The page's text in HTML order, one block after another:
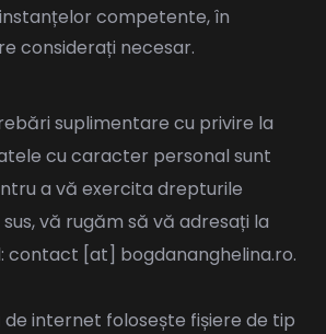
competente, în
considerați necesar.
suplimentare cu privire la
cu caracter personal sunt
a vă exercita drepturile
vă rugăm să vă adresați la
contact [at] bogdananghelina.ro.
internet folosește fișiere de tip